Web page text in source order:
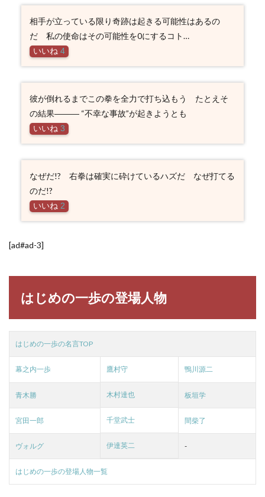
相手が立っている限り奇跡は起きる可能性はあるの
だ 私の使命はその可能性を0にするコト…
いいね 4
彼が倒れるまでこの拳を全力で打ち込もう たとえそ
の結果――― “不幸な事故”が起きようとも
いいね 3
なぜだ!? 右拳は確実に砕けているハズだ なぜ打てる
のだ!?
いいね 2
[ad#ad-3]
はじめの一歩の登場人物
はじめの一歩の名言TOP
幕之内一歩 鷹村守 鴨川源二
青木勝 木村達也 板垣学
宮田一郎 千堂武士 間柴了
ヴォルグ 伊達英二 -
はじめの一歩の登場人物一覧